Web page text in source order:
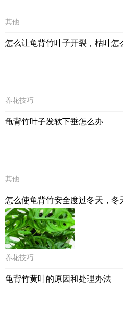
其他
怎么让龟背竹叶子开裂，枯叶怎
养花技巧
龟背竹叶子发软下垂怎么办
其他
怎么使龟背竹安全度过冬天，冬
养花技巧
龟背竹黄叶的原因和处理办法